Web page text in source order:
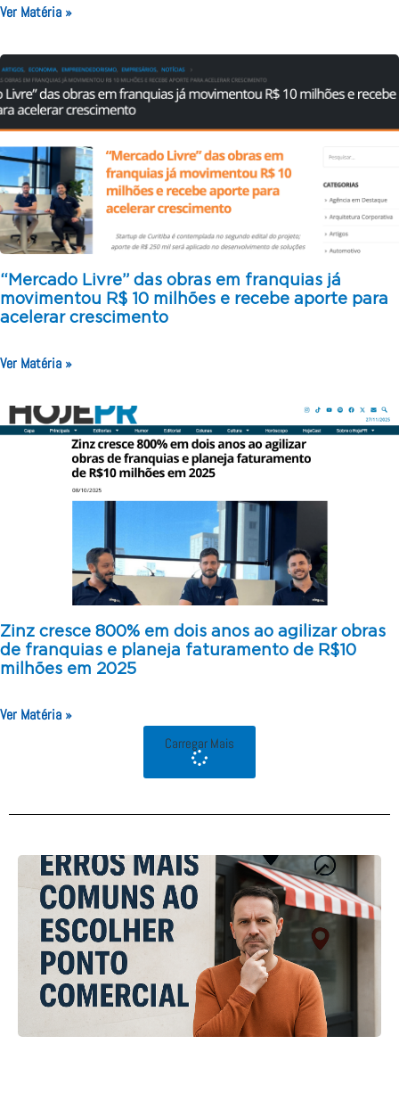
Ver Matéria »
“Mercado Livre” das obras em franquias já
movimentou R$ 10 milhões e recebe aporte para
acelerar crescimento
Ver Matéria »
Zinz cresce 800% em dois anos ao agilizar obras
de franquias e planeja faturamento de R$10
milhões em 2025
Ver Matéria »
Carregar Mais